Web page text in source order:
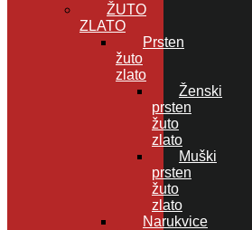
ŽUTO
ZLATO
Prsten
žuto
zlato
Ženski
prsten
žuto
zlato
Muški
prsten
žuto
zlato
Narukvice